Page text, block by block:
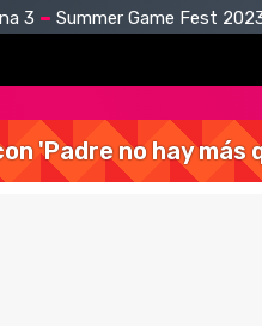
3 Summer Game Fest
'Padre no hay más